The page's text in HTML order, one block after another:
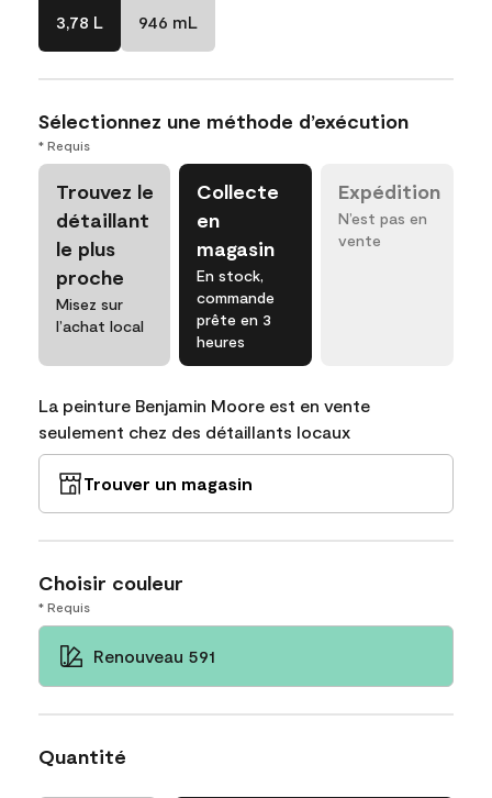
3,78 L 946 mL
Sélectionnez une méthode d’exécution
* Requis
Trouvez le
détaillant
le plus
proche
Misez sur
l’achat local
Collecte
en
magasin
En stock,
commande
prête en 3
heures
Expédition
N’est pas en
vente
La peinture Benjamin Moore est en vente
seulement chez des détaillants locaux
Trouver un magasin
Choisir couleur
* Requis
Renouveau 591
Quantité